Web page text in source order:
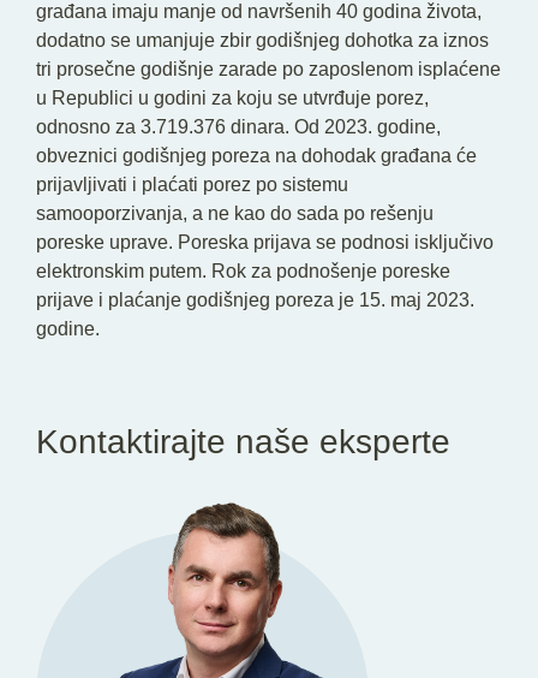
građana imaju manje od navršenih 40 godina života,
dodatno se umanjuje zbir godišnjeg dohotka za iznos
tri prosečne godišnje zarade po zaposlenom isplaćene
u Republici u godini za koju se utvrđuje porez,
odnosno za 3.719.376 dinara. Od 2023. godine,
obveznici godišnjeg poreza na dohodak građana će
prijavljivati i plaćati porez po sistemu
samooporzivanja, a ne kao do sada po rešenju
poreske uprave. Poreska prijava se podnosi isključivo
elektronskim putem. Rok za podnošenje poreske
prijave i plaćanje godišnjeg poreza je 15. maj 2023.
godine.
Kontaktirajte naše eksperte